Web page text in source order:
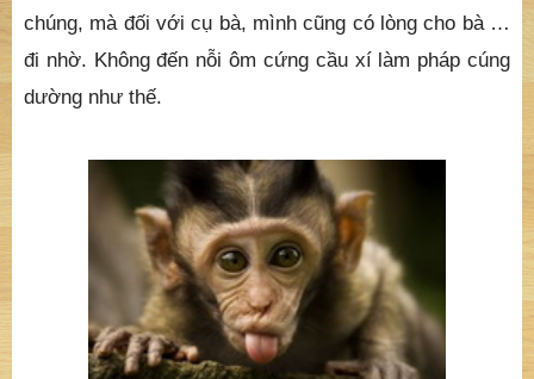
chúng, mà đối với cụ bà, mình cũng có lòng cho bà …
đi nhờ. Không đến nỗi ôm cứng cầu xí làm pháp cúng
dường như thế.